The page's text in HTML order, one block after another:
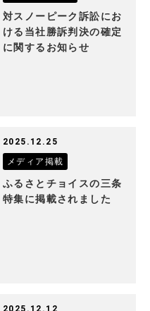
対スノーピーク訴訟にお
ける当社勝訴判決の確定
に関するお知らせ
2025.12.25
メディア掲載
ふるさとチョイスの三条
特集に掲載されました
2025.12.12